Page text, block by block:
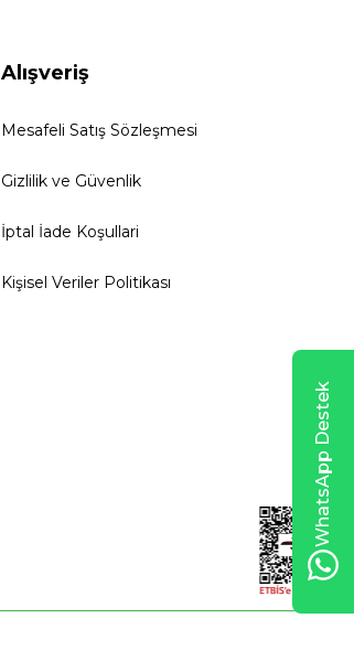
Alışveriş
Mesafeli Satış Sözleşmesi
Gizlilik ve Güvenlik
İptal İade Koşullari
Kişisel Veriler Politikası
WhatsApp Destek